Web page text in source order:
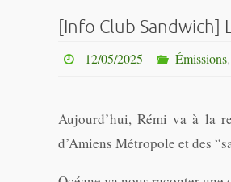
[Info Club Sandwich]
12/05/2025 Émissions,
Aujourd’hui, Rémi va à la
d’Amiens Métropole et des